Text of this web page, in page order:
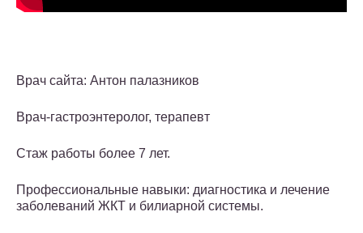
Врач сайта: Антон палазников
Врач-гастроэнтеролог, терапевт
Стаж работы более 7 лет.
Профессиональные навыки: диагностика и лечение
заболеваний ЖКТ и билиарной системы.